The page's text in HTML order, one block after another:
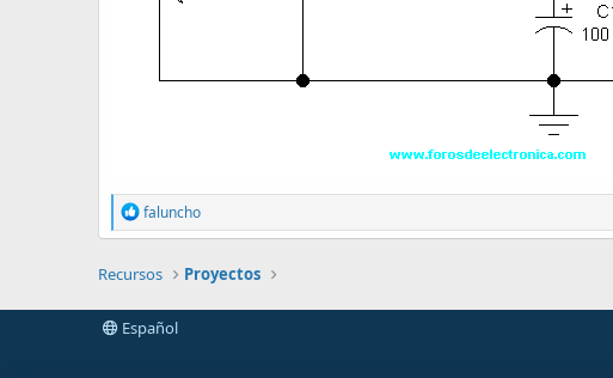
R
e
c
t
i
o
faluncho
Recursos Proyectos
Español